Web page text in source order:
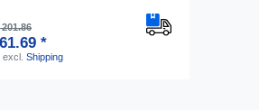
*
excl.Shipping